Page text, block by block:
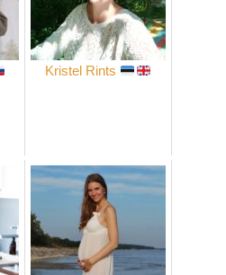
Kristel Rints